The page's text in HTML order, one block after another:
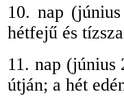
10. nap
hétfejű és
11. nap (június
útján; a hét